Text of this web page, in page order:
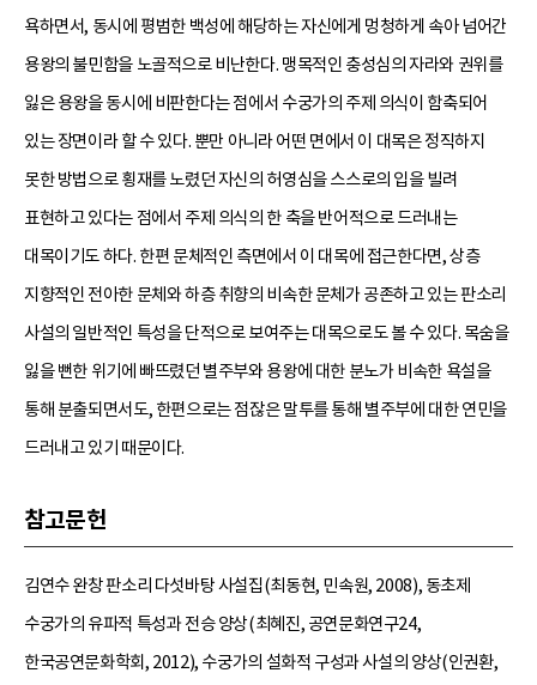
욕하면서, 동시에 평범한 백성에 해당하는 자신에게 멍청하게 속아 넘어간
용왕의 불민함을 노골적으로 비난한다. 맹목적인 충성심의 자라와 권위를
잃은 용왕을 동시에 비판한다는 점에서 수궁가의 주제 의식이 함축되어
있는 장면이라 할 수 있다. 뿐만 아니라 어떤 면에서 이 대목은 정직하지
못한 방법으로 횡재를 노렸던 자신의 허영심을 스스로의 입을 빌려
표현하고 있다는 점에서 주제 의식의 한 축을 반어적으로 드러내는
대목이기도 하다. 한편 문체적인 측면에서 이 대목에 접근한다면, 상층
지향적인 전아한 문체와 하층 취향의 비속한 문체가 공존하고 있는 판소리
사설의 일반적인 특성을 단적으로 보여주는 대목으로도 볼 수 있다. 목숨을
잃을 뻔한 위기에 빠뜨렸던 별주부와 용왕에 대한 분노가 비속한 욕설을
통해 분출되면서도, 한편으로는 점잖은 말투를 통해 별주부에 대한 연민을
드러내고 있기 때문이다.
참고문헌
김연수 완창 판소리 다섯바탕 사설집(최동현, 민속원, 2008), 동초제
수궁가의 유파적 특성과 전승 양상(최혜진, 공연문화연구24,
한국공연문화학회, 2012), 수궁가의 설화적 구성과 사설의 양상(인권환,